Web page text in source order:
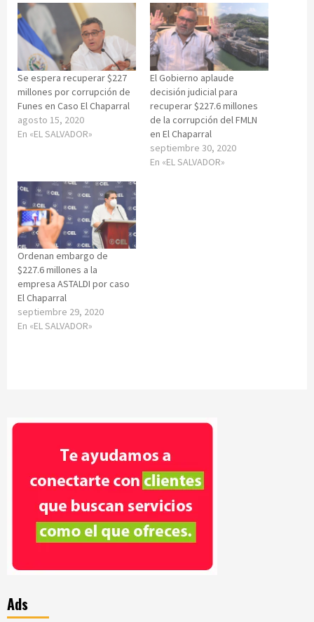
Se espera recuperar $227
millones por corrupción de
Funes en Caso El Chaparral
agosto 15, 2020
En «EL SALVADOR»
El Gobierno aplaude
decisión judicial para
recuperar $227.6 millones
de la corrupción del FMLN
en El Chaparral
septiembre 30, 2020
En «EL SALVADOR»
Ordenan embargo de
$227.6 millones a la
empresa ASTALDI por caso
El Chaparral
septiembre 29, 2020
En «EL SALVADOR»
Ads